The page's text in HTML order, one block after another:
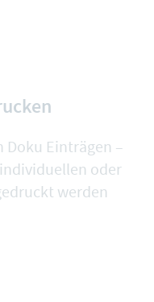
Doku Einträgen –
oder
werden